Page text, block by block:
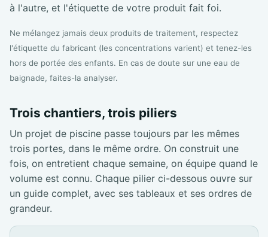
à l'autre, et l'étiquette de votre produit fait foi.
Ne mélangez jamais deux produits de traitement, respectez
l'étiquette du fabricant (les concentrations varient) et tenez-les
hors de portée des enfants. En cas de doute sur une eau de
baignade, faites-la analyser.
Trois chantiers, trois piliers
Un projet de piscine passe toujours par les mêmes
trois portes, dans le même ordre. On construit une
fois, on entretient chaque semaine, on équipe quand le
volume est connu. Chaque pilier ci-dessous ouvre sur
un guide complet, avec ses tableaux et ses ordres de
grandeur.